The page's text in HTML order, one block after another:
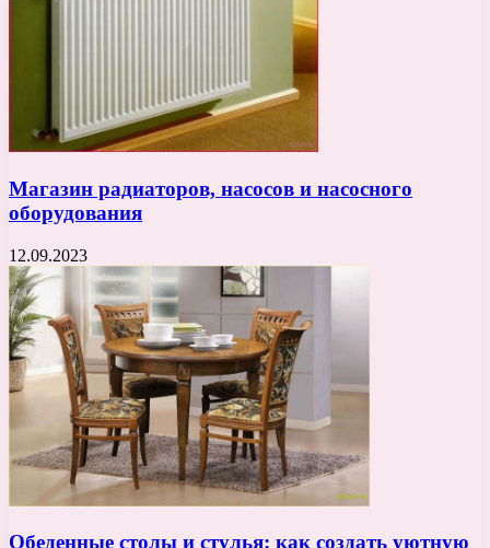
Магазин радиаторов, насосов и насосного
оборудования
12.09.2023
Обеденные столы и стулья: как создать уютную